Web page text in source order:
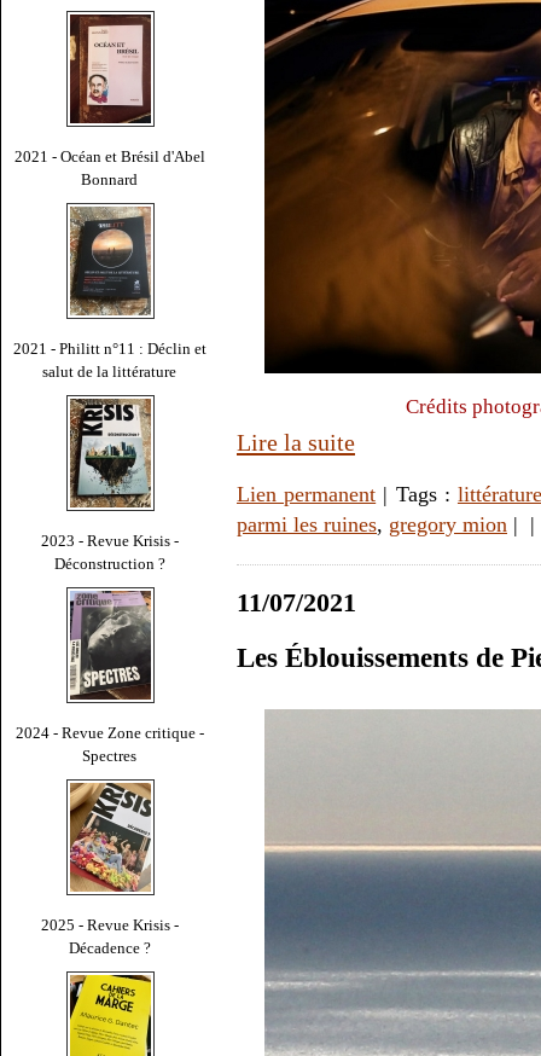
2021 - Océan et Brésil d'Abel
Bonnard
2021 - Philitt n°11 : Déclin et
salut de la littérature
2023 - Revue Krisis -
Déconstruction ?
2024 - Revue Zone critique -
Spectres
2025 - Revue Krisis -
Décadence ?
Crédits
Lire la suite
Lien permanent | Tags : littérature
parmi les ruines, gregory mion | |
11/07/2021
Les Éblouissements de